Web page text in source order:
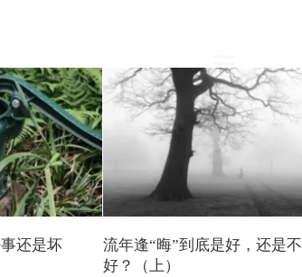
还是坏
流年逢“晦”到底是好，还是不
好？（上）